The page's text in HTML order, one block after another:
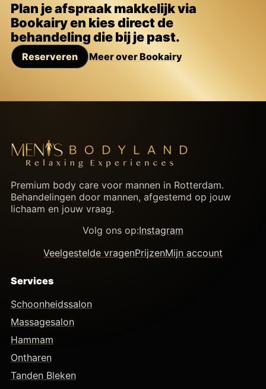
Plan je afspraak makkelijk via
Bookairy en kies direct de
behandeling die bij je past.
Reserveren Meer over Bookairy
Premium body care voor mannen in Rotterdam.
Behandelingen door mannen, afgestemd op jouw
lichaam en jouw vraag.
Volg ons op:Instagram
Veelgestelde vragenPrijzenMijn account
Services
Schoonheidssalon
Massagesalon
Hammam
Ontharen
Tanden Bleken